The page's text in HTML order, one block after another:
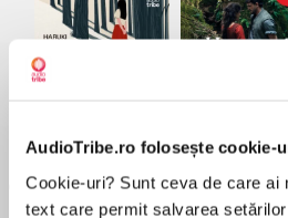
AudioTribe.ro folosește cookie-
Cookie-uri? Sunt ceva de care ai
text care permit salvarea